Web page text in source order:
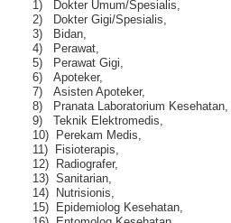
1)
Dokter Umum/Spesialis,
2)
Dokter Gigi/Spesialis,
3)
Bidan,
4)
Perawat,
5)
Perawat Gigi,
6)
Apoteker,
7)
Asisten Apoteker,
8)
Pranata Laboratorium Kesehatan,
9)
Teknik Elektromedis,
10)
Perekam Medis,
11)
Fisioterapis,
12)
Radiografer,
13) Sanitarian,
14)
Nutrisionis,
15)
Epidemiolog Kesehatan,